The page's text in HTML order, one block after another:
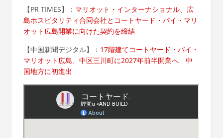
【PR TIMES】： マリオット・インターナショナル、広
島ホスピタリティ合同会社とコートヤード・バイ・マリ
オット広島開業に向けた契約を締結
【中国新聞デジタル】： 17階建てコートヤード・バイ・
マリオット広島、中区三川町に2027年前半開業へ 中
国地方に初進出